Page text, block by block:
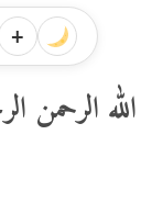
+
الرحمن